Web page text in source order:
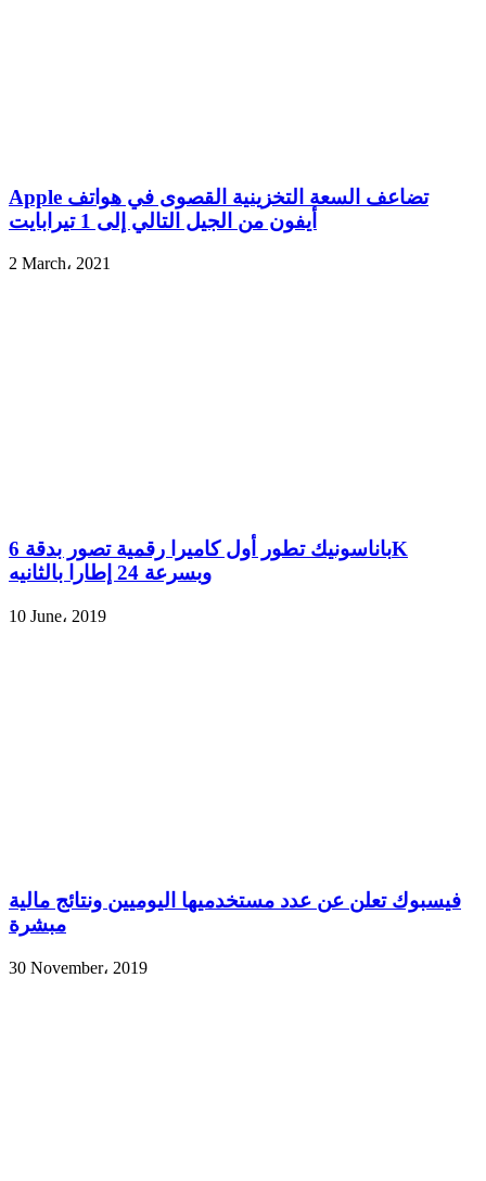
Apple تضاعف السعة التخزينية القصوى في هواتف
أيفون من الجيل التالي إلى 1 تيرابايت
2 March، 2021
باناسونيك تطور أول كاميرا رقمية تصور بدقة 6K
وبسرعة 24 إطارا بالثانيه
10 June، 2019
فيسبوك تعلن عن عدد مستخدميها اليوميين ونتائج مالية
مبشرة
30 November، 2019